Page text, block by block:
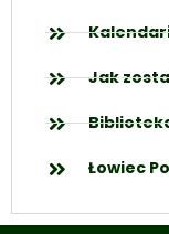
Jak
Łowiec